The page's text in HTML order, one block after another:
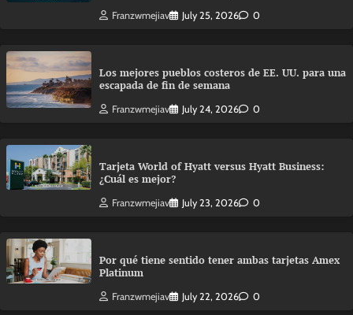
Franzwmejiav July 25, 2026 0
Los mejores pueblos costeros de EE. UU. para una
escapada de fin de semana
Franzwmejiav July 24, 2026 0
Tarjeta World of Hyatt versus Hyatt Business:
¿Cuál es mejor?
Franzwmejiav July 23, 2026 0
Por qué tiene sentido tener ambas tarjetas Amex
Platinum
Franzwmejiav July 22, 2026 0